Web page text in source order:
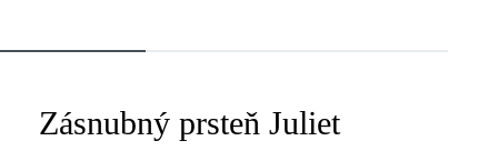
Zásnubný prsteň Juliet